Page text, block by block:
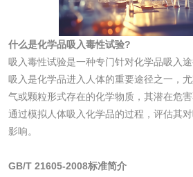
什么是化学品吸入毒性试验?
吸入毒性试验是一种专门针对化学品吸入
吸入是化学品进入人体的重要途径之一，
气或颗粒形式存在的化学物质，其潜在危
通过模拟人体吸入化学品的过程，评估其
影响。
GB/T 21605-2008标准简介
水处理药剂检测
工业乳状氢氧化钙
检测
三氯异氰尿酸检测
活性炭